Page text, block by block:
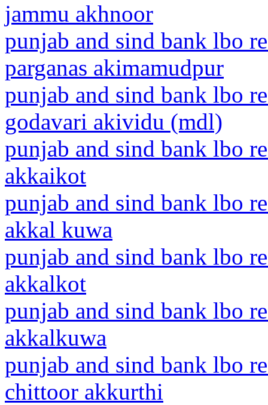
jammu akhnoor
punjab and sind bank lbo
parganas akimamudpur
punjab and sind bank lbo
godavari akividu (mdl)
punjab and sind bank lbo
akkaikot
punjab and sind bank lbo
akkal kuwa
punjab and sind bank lbo
akkalkot
punjab and sind bank lbo
akkalkuwa
punjab and sind bank lbo
chittoor akkurthi